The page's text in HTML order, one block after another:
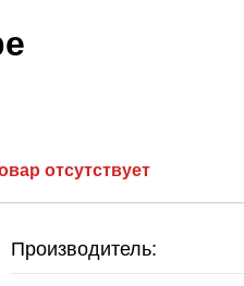
отсутствует
Производитель: